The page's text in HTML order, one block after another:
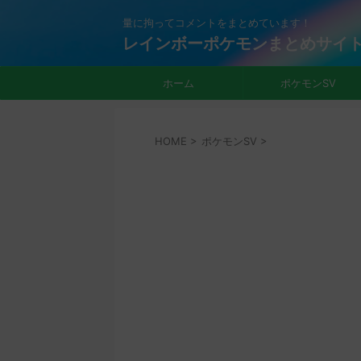
量に拘ってコメントをまとめています！
レインボーポケモンまとめサイ
ホーム ポケモンSV
HOME > ポケモンSV >